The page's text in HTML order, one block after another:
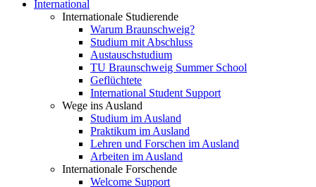
International
Internationale Studierende
Warum Braunschweig?
Studium mit Abschluss
Austauschstudium
TU Braunschweig Summer School
Geflüchtete
International Student Support
Wege ins Ausland
Studium im Ausland
Praktikum im Ausland
Lehren und Forschen im Ausland
Arbeiten im Ausland
Internationale Forschende
Welcome Support